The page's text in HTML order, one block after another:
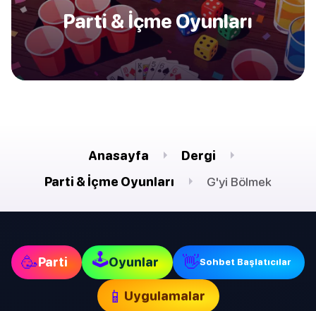
Parti & İçme Oyunları
Anasayfa
Dergi
Parti & İçme Oyunları
G'yi Bölmek
🥳Parti 🕹Oyunlar 👋Sohbet Başlatıcılar
📱 Uygulamalar